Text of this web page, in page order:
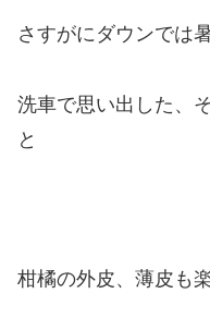
さすがにダウンでは
洗車で思い出した、
と
柑橘の外皮、薄皮も